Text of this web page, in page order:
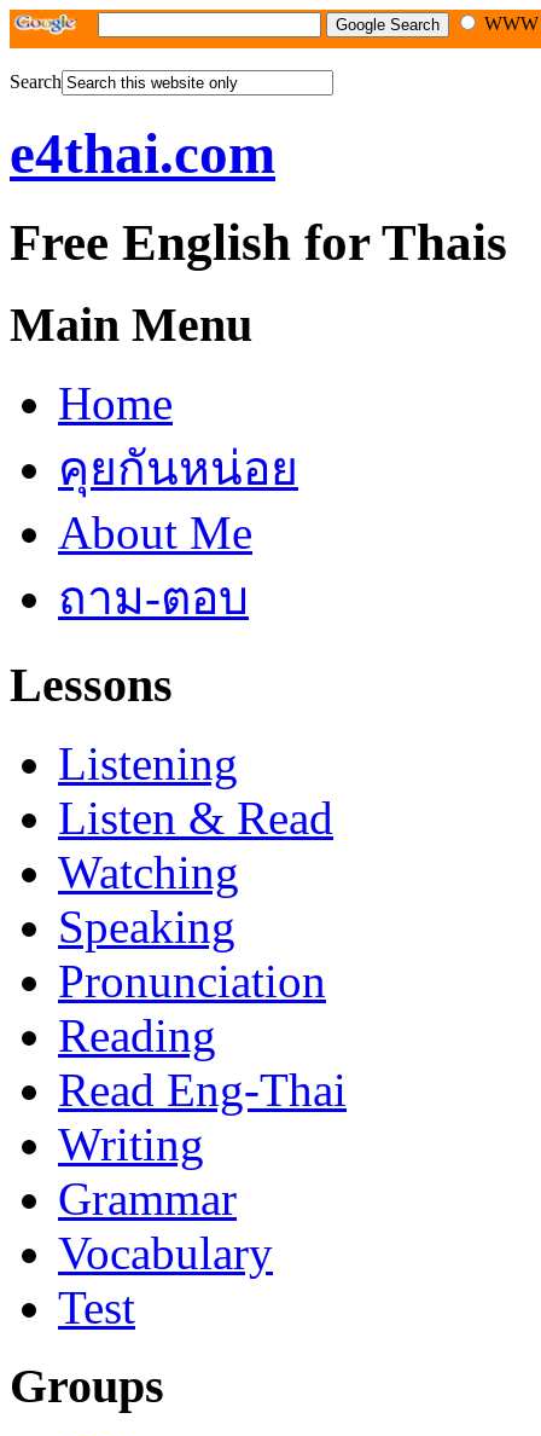
Search
e4thai.com
Free English for Thais
Main Menu
Home
คุยกันหน่อย
About Me
ถาม-ตอบ
Lessons
Listening
Listen & Read
Watching
Speaking
Pronunciation
Reading
Read Eng-Thai
Writing
Grammar
Vocabulary
Test
Groups